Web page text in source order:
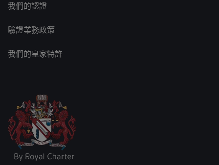
我們的認證
驗證業務政策
我們的皇家特許